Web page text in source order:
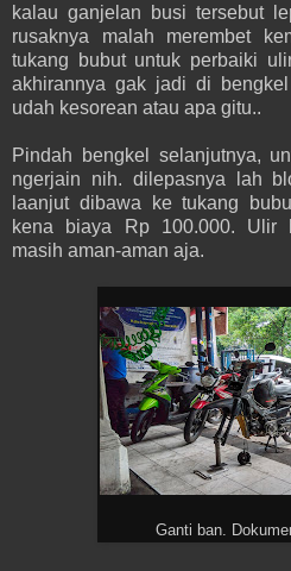
kalau ganjelan busi tersebut
rusaknya malah merembet
tukang bubut untuk perbaiki
akhirannya gak jadi di
udah kesorean atau apa gitu..
Pindah bengkel selanjutnya,
ngerjain nih. dilepasnya lah
laanjut dibawa ke tukang
kena biaya Rp 100.000. Ulir
masih aman-aman aja.
Ganti ban.